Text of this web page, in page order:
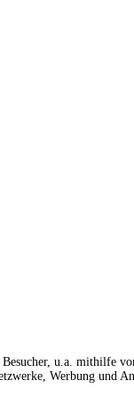
u.a. mithilfe
Werbung und